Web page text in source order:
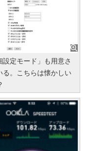
設定モード」も用意さ
る。こちらは懐かしい